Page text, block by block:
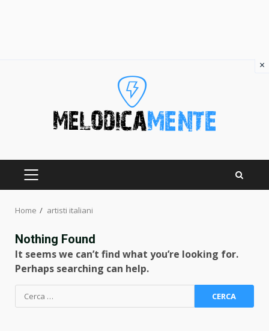
PRIMARY
Home artisti italiani
Nothing Found
It seems we can’t find what you’re looking for.
Perhaps searching can help.
Ricerca
per:
×